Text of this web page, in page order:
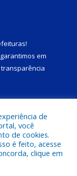
!
em
de Ponta de
de
você
de cookies.
é feito, acesse
clique em